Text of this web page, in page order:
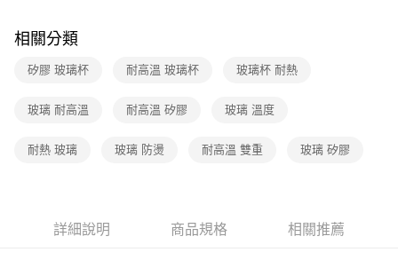
超商取貨付款(下單後3-5個工作天配送)
每筆NT$70，滿NT$399(含以上)免運費
宅配-下單後3-5個工作天配送(不含預購品)，箱購品分箱出貨
相關分類
矽膠 玻璃杯 耐高溫 玻璃杯 玻璃杯 耐熱
玻璃 耐高溫 耐高溫 矽膠 玻璃 溫度
耐熱 玻璃 玻璃 防燙 耐高溫 雙重 玻璃 矽膠
詳細說明 商品規格 相關推薦